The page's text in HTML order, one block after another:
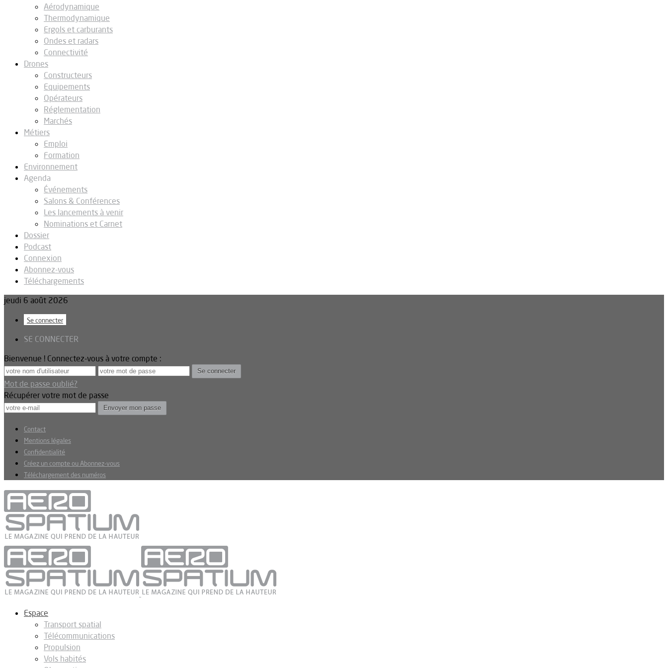
Aérodynamique
Thermodynamique
Ergols et carburants
Ondes et radars
Connectivité
Drones
Constructeurs
Equipements
Opérateurs
Réglementation
Marchés
Métiers
Emploi
Formation
Environnement
Agenda
Événements
Salons & Conférences
Les lancements à venir
Nominations et Carnet
Dossier
Podcast
Connexion
Abonnez-vous
Téléchargements
jeudi 6 août 2026
Se connecter
SE CONNECTER
Bienvenue ! Connectez-vous à votre compte :
Mot de passe oublié?
Récupérer votre mot de passe
Contact
Mentions légales
Confidentialité
Créez un compte ou Abonnez-vous
Téléchargement des numéros
Espace
Transport spatial
Télécommunications
Propulsion
Vols habités